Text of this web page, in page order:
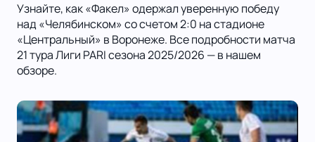
Узнайте, как «Факел» одержал уверенную победу
над «Челябинском» со счетом 2:0 на стадионе
«Центральный» в Воронеже. Все подробности матча
21 тура Лиги PARI сезона 2025/2026 — в нашем
обзоре.